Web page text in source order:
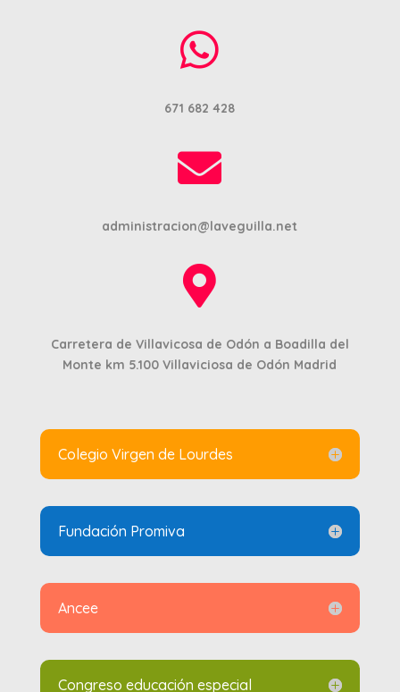

671 682 428

administracion@laveguilla.net

Carretera de Villavicosa de Odón a Boadilla del
Monte km 5.100Villaviciosa de Odón Madrid
Colegio Virgen de Lourdes
Fundación Promiva
Ancee
Congreso educación especial